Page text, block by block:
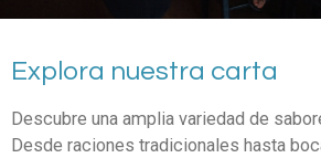
Explora nuestra carta
Descubre una amplia variedad de
Desde raciones tradicionales hasta